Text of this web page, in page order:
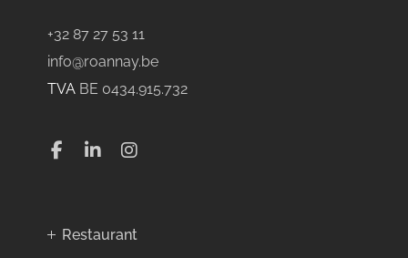
+32 87 27 53 11
info@roannay.be
TVA BE 0434.915.732
Restaurant